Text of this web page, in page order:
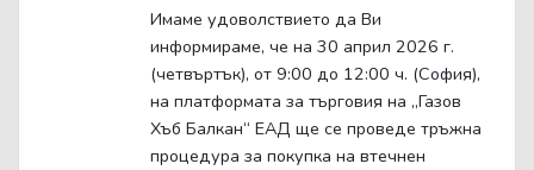
Имаме удоволствието да Ви
информираме, че на 30 април 2026 г.
(четвъртък), от 9:00 до 12:00 ч. (София),
на платформата за търговия на „Газов
Хъб Балкан“ ЕАД ще се проведе тръжна
процедура за покупка на втечнен